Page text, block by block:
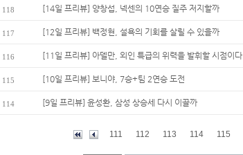
118 [14일 프리뷰] 양창섭, 넥센의 10연승 질주 저지할까
117 [12일 프리뷰] 백정현, 설욕의 기회를 살릴 수 있을까
116 [11일 프리뷰] 아델만, 외인 특급의 위력을 발휘할 시점이다
115 [10일 프리뷰] 보니야, 7승+팀 2연승 도전
114 [9일 프리뷰] 윤성환, 삼성 상승세 다시 이끌까
111 112 113 114 115